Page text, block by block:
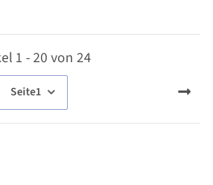
1 - 20 von 24
Seite1